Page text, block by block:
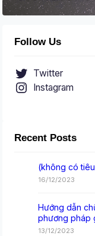
Follow Us
Twitter
Instagram
Recent Posts
(không có
16/12/2023
Hướng dẫn
phương pháp
13/12/2023